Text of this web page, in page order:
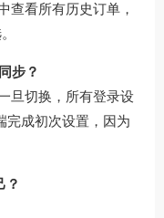
查看所有历史订单，
步？
旦切换，所有登录设
完成初次设置，因为
？